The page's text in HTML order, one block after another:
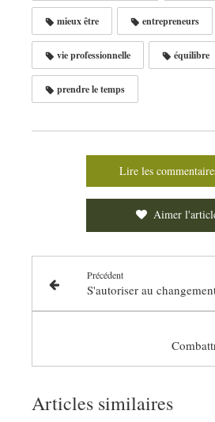
mieux être entrepreneurs
vie professionnelle équilibre
prendre le temps
Lire les
Aimer
Précédent
S'autoriser au
Articles similaires